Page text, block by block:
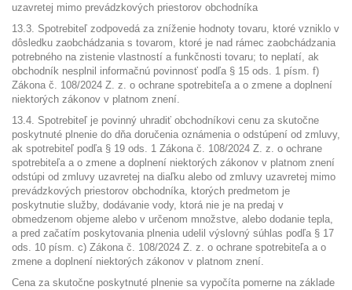
uzavretej mimo prevádzkových priestorov obchodníka
13.3. Spotrebiteľ zodpovedá za zníženie hodnoty tovaru, ktoré vzniklo v
dôsledku zaobchádzania s tovarom, ktoré je nad rámec zaobchádzania
potrebného na zistenie vlastností a funkčnosti tovaru; to neplatí, ak
obchodník nesplnil informačnú povinnosť podľa § 15 ods. 1 písm. f)
Zákona č. 108/2024 Z. z. o ochrane spotrebiteľa a o zmene a doplnení
niektorých zákonov v platnom znení.
13.4. Spotrebiteľ je povinný uhradiť obchodníkovi cenu za skutočne
poskytnuté plnenie do dňa doručenia oznámenia o odstúpení od zmluvy,
ak spotrebiteľ podľa § 19 ods. 1 Zákona č. 108/2024 Z. z. o ochrane
spotrebiteľa a o zmene a doplnení niektorých zákonov v platnom znení
odstúpi od zmluvy uzavretej na diaľku alebo od zmluvy uzavretej mimo
prevádzkových priestorov obchodníka, ktorých predmetom je
poskytnutie služby, dodávanie vody, ktorá nie je na predaj v
obmedzenom objeme alebo v určenom množstve, alebo dodanie tepla,
a pred začatím poskytovania plnenia udelil výslovný súhlas podľa § 17
ods. 10 písm. c) Zákona č. 108/2024 Z. z. o ochrane spotrebiteľa a o
zmene a doplnení niektorých zákonov v platnom znení.
Cena za skutočne poskytnuté plnenie sa vypočíta pomerne na základe